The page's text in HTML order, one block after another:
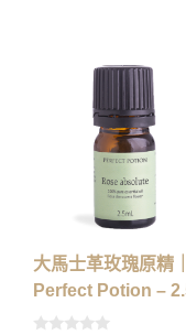
大馬士革玫瑰原精｜
Perfect Potion –